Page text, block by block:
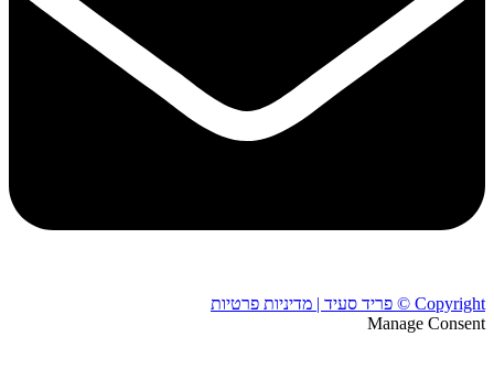
Copyright © פריד סעיד | מדיניות פרטיות
Manage Consent